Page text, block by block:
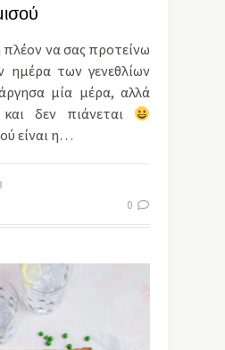
να σας προτείνω
ημέρα των γενεθλίων
μία μέρα, αλλά
δεν πιάνεται
είναι η…
0